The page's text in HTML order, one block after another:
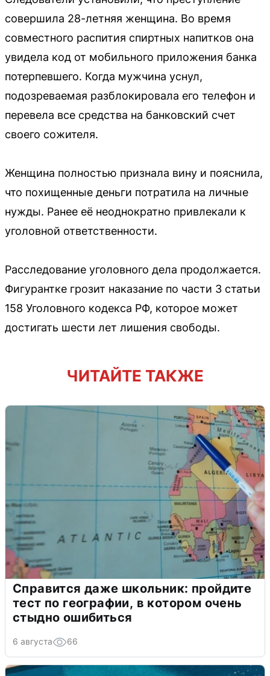
совершила 28-летняя женщина. Во время
совместного распития спиртных напитков она
увидела код от мобильного приложения банка
потерпевшего. Когда мужчина уснул,
подозреваемая разблокировала его телефон и
перевела все средства на банковский счет
своего сожителя.
Женщина полностью признала вину и пояснила,
что похищенные деньги потратила на личные
нужды. Ранее её неоднократно привлекали к
уголовной ответственности.
Расследование уголовного дела продолжается.
Фигурантке грозит наказание по части 3 статьи
158 Уголовного кодекса РФ, которое может
достигать шести лет лишения свободы.
ЧИТАЙТЕ ТАКЖЕ
Справится даже школьник: пройдите
тест по географии, в котором очень
стыдно ошибиться
6 августа 66